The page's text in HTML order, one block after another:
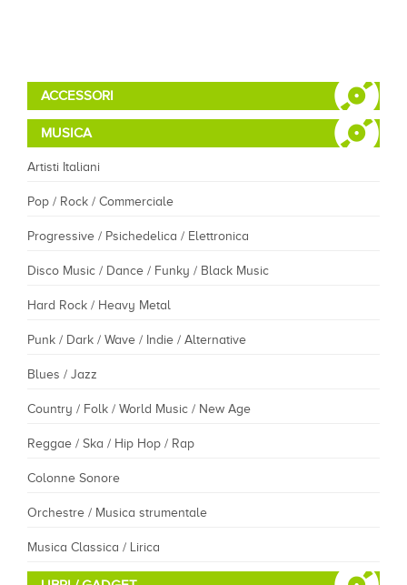
ACCESSORI
MUSICA
Artisti Italiani
Pop / Rock / Commerciale
Progressive / Psichedelica / Elettronica
Disco Music / Dance / Funky / Black Music
Hard Rock / Heavy Metal
Punk / Dark / Wave / Indie / Alternative
Blues / Jazz
Country / Folk / World Music / New Age
Reggae / Ska / Hip Hop / Rap
Colonne Sonore
Orchestre / Musica strumentale
Musica Classica / Lirica